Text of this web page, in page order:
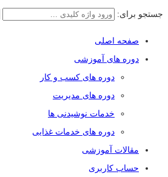
جستجو برای:
صفحه اصلی
دوره های آموزشی
دوره های کسب و کار
دوره های مدیریت
خدمات نوشیدنی ها
دوره های خدمات غذایی
مقالات آموزشی
حساب کاربری